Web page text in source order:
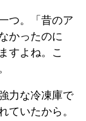
つ。「昔のア
かったのに
すよね。こ
力な冷凍庫で
ていたから。